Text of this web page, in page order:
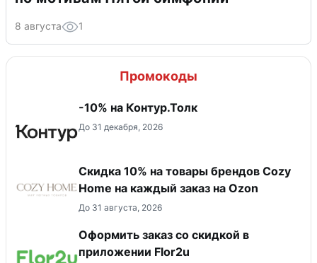
8 августа 1
Промокоды
-10% на Контур.Толк
До 31 декабря, 2026
Скидка 10% на товары брендов Cozy
Home на каждый заказ на Оzon
До 31 августа, 2026
Оформить заказ со скидкой в
приложении Flor2u